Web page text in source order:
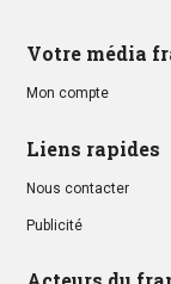
Votre média
Mon compte
Liens rapides
Nous contacter
Publicité